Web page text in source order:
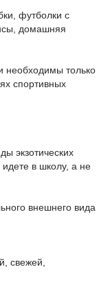
футболки с
домашняя
необходимы только
спортивных
экзотических
в школу, а не
внешнего вида
свежей,